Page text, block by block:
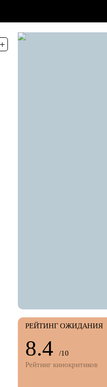
РЕЙТИНГ ОЖИДАНИЯ
8.4
/10
Рейтинг кинокритиков